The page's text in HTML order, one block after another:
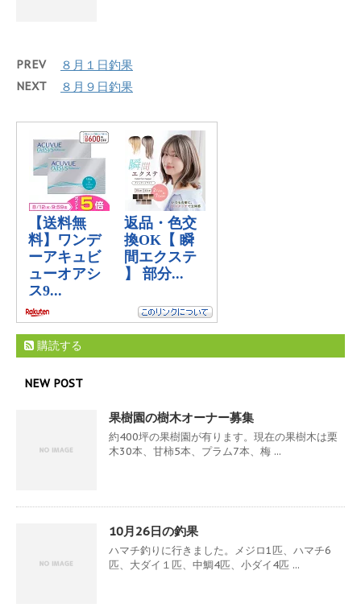
PREV ８月１日釣果
NEXT ８月９日釣果
購読する
NEW POST
果樹園の樹木オーナー募集
約400坪の果樹園が有ります。現在の果樹木は栗
木30本、甘柿5本、プラム7本、梅 ...
10月26日の釣果
ハマチ釣りに行きました。メジロ1匹、ハマチ6
匹、大ダイ１匹、中鯛4匹、小ダイ4匹 ...